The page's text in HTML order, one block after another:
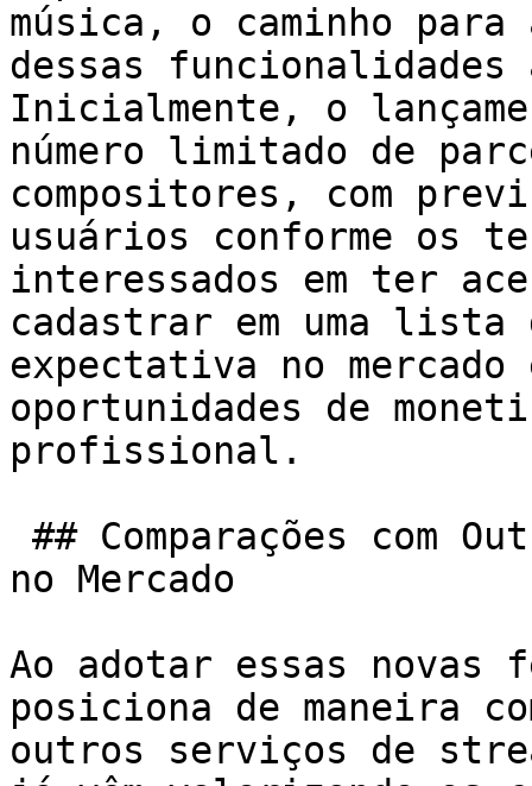
música, o caminho para
dessas
Inicialmente, o
número limitado de
compositores, com
usuários conforme os
interessados em ter
cadastrar em uma
expectativa no
oportunidades de
profissional.
no Mercado
Ao adotar essas novas
posiciona de maneira
outros serviços de